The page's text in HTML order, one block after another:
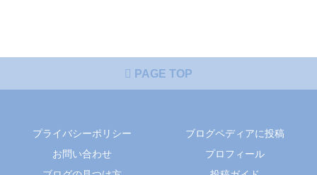
PAGE TOP
プライバシーポリシー
ブログペディアに投稿
お問い合わせ
プロフィール